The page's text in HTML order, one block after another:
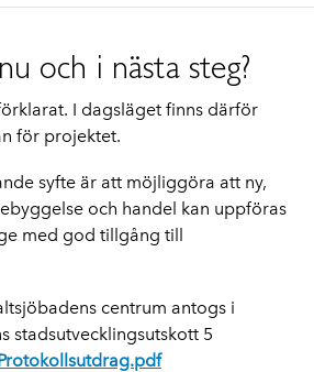
och i nästa steg?
I dagsläget finns därför
för projektet.
syfte är att möjliggöra att ny,
och handel kan uppföras
med god tillgång till
centrum antogs i
stadsutvecklingsutskott 5